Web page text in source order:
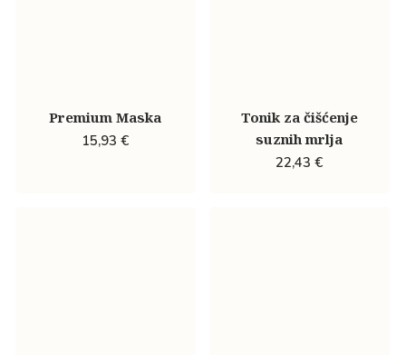
Premium Maska
15,93€
Tonik za čišćenje
suznih mrlja
22,43€